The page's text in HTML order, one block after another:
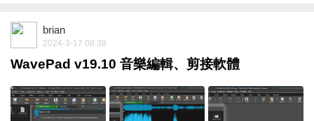
brian
2024-3-17 08:38
WavePad v19.10 音樂編輯、剪接軟體